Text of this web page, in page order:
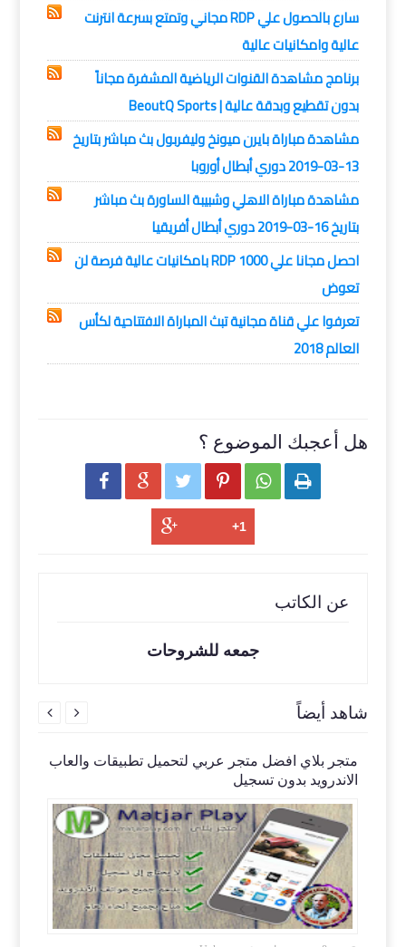
سارع بالحصول علي RDP مجاني وتمتع بسرعة انترنت
عالية وامكانيات عالية
برنامج مشاهدة القنوات الرياضية المشفرة مجاناً
بدون تقطيع وبدقة عالية | BeoutQ Sports
مشاهدة مباراة بايرن ميونخ وليفربول بث مباشر بتاريخ
13-03-2019 دوري أبطال أوروبا
مشاهدة مباراة الاهلي وشبيبة الساورة بث مباشر
بتاريخ 16-03-2019 دوري أبطال أفريقيا
احصل مجانا علي 1000 RDP بامكانيات عالية فرصة لن
تعوض
تعرفوا علي قناة مجانية تبث المباراة الافتتاحية لكأس
العالم 2018
هل أعجبك الموضوع ؟
     
عن الكاتب
جمعه للشروحات
شاهد أيضاً
متجر بلاي افضل متجر عربي لتحميل تطبيقات والعاب
الاندرويد بدون تسجيل
 